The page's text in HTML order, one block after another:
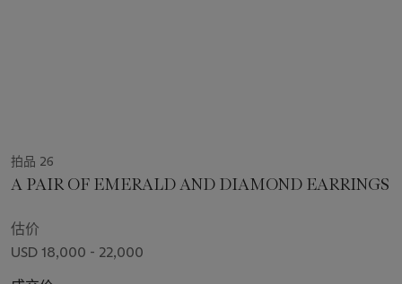
拍品 26
A PAIR OF EMERALD AND DIAMOND EARRINGS
估价
USD 18,000 - 22,000